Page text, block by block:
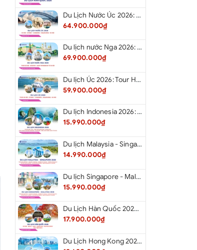
Du Lịch Nước Úc 2026: Tour Hà Nội - Sydney - Canberra - Melbourne - Hà Nội
64.900.000₫
Du lịch nước Nga 2026: Tour Hà Nội - Moscow - Saint Petersburg từ Hà Nội
69.900.000₫
Du lịch Úc 2026: Tour Hà Nội - Sydney - Canberra - Melbourne - Hà Nội
59.900.000₫
Du lịch Indonesia 2026: Tour Hà Nội - Bali - Cổng Trời Lempuyang - Swings Bali - Ngắm hoàng hôn biển Jimbaran - Kelingking - Sống Lưng Khủng Long từ Hà Nội
15.990.000₫
Du lịch Malaysia - Singapore 2026: Tour Đảo Sentosa - Madame Tussause - Garden By The Bay - Thành Cổ Malacca - Thủ Đô Kualalumpur - Cao Nguyên Genting - New Putrajaya từ Hà Nội
14.990.000₫
Du lịch Singapore - Malaysia 2026: Tour Đảo Sentosa - Madame Tussauds - Garden By The Bay - Thành cổ Malacca - Thủ đô Kuala Lumpur - Cao nguyên Genting - New Putrajaya từ Hà Nội
15.990.000₫
Du Lịch Hàn Quốc 2026: Hà Nội - Seoul - Nami - Everland - Painter Show - Thư Viện Sách
17.900.000₫
Du Lịch Hong Kong 2026: Khám phá Hongkong - Thâm Quyến - Quảng Châu từ Hà Nội